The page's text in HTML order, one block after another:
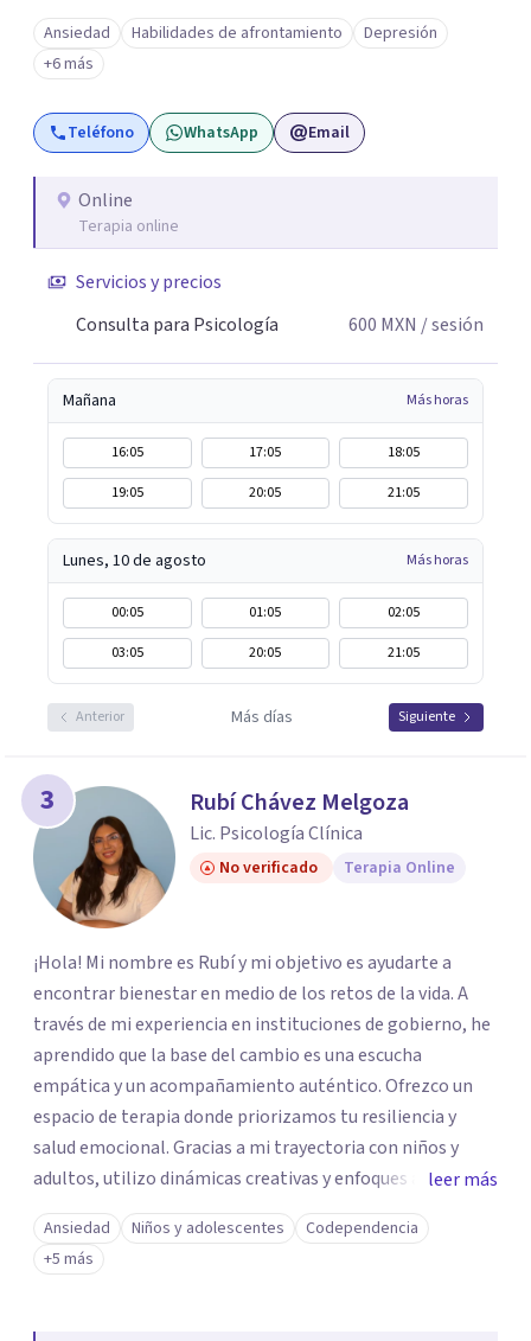
emocionales a tu propio ritmo. Creo firmemente en la
importancia de construir juntos herramientas que
fortalezcan el bienestar, la autonomía y el sentido de
vida. Será un gusto acompañarte en este proceso. Quedo
atento para resolver cualquier duda y acordar una cita. Un
Ansiedad Habilidades de afrontamiento
Depresión
+6 más
Teléfono WhatsApp Email
Online
Terapia online
Servicios y precios
Consulta para Psicología
600 MXN / sesión
Mañana Más horas
16:05 17:05
18:05
19:05
20:05 21:05
Lunes, 10 de agosto Más horas
00:05 01:05
02:05
03:05
20:05 21:05
Anterior Más días Siguiente
3 Rubí Chávez Melgoza
Lic. Psicología Clínica
No verificado Terapia Online
¡Hola! Mi nombre es Rubí y mi objetivo es ayudarte a
encontrar bienestar en medio de los retos de la vida. A
través de mi experiencia en instituciones de gobierno, he
aprendido que la base del cambio es una escucha
empática y un acompañamiento auténtico. ​Ofrezco un
espacio de terapia donde priorizamos tu resiliencia y
salud emocional. Gracias a mi trayectoria con niños y
adultos, utilizo dinámicas creativas y enfoques adaptados
a tus necesidades específicas. Estoy aquí para escucharte
y brindarte las herramientas necesarias para fortalecer
tu paz mental.
leer más
Ansiedad Niños y adolescentes
Codependencia
+5 más